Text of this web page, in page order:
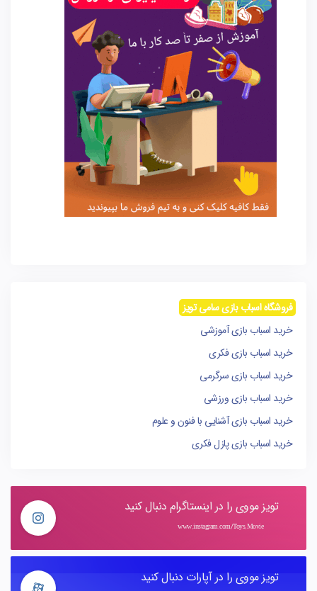
فروشگاه اسباب بازی سامی تویز
خرید اسباب بازی آموزشی
خرید اسباب بازی فکری
خرید اسباب بازی سرگرمی
خرید اسباب بازی ورزشی
خرید اسباب بازی آشنایی با فنون و علوم
خرید اسباب بازی پازل فکری
تویز مووی را در اینستاگرام دنبال کنید
www.instagram.com/Toys.Movie
تویز مووی را در آپارات دنبال کنید